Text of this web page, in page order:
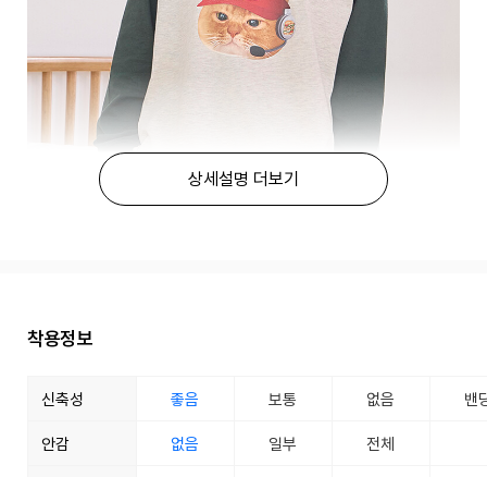
상세설명 더보기
착용정보
신축성 좋음 보통 없음 밴
안감 없음 일부 전체